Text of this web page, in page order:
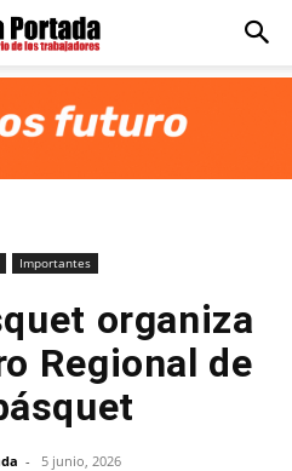
Importantes
organiza
Regional de
- 5 junio, 2026